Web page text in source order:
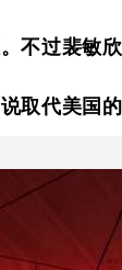
不过裴敏
取代美国的